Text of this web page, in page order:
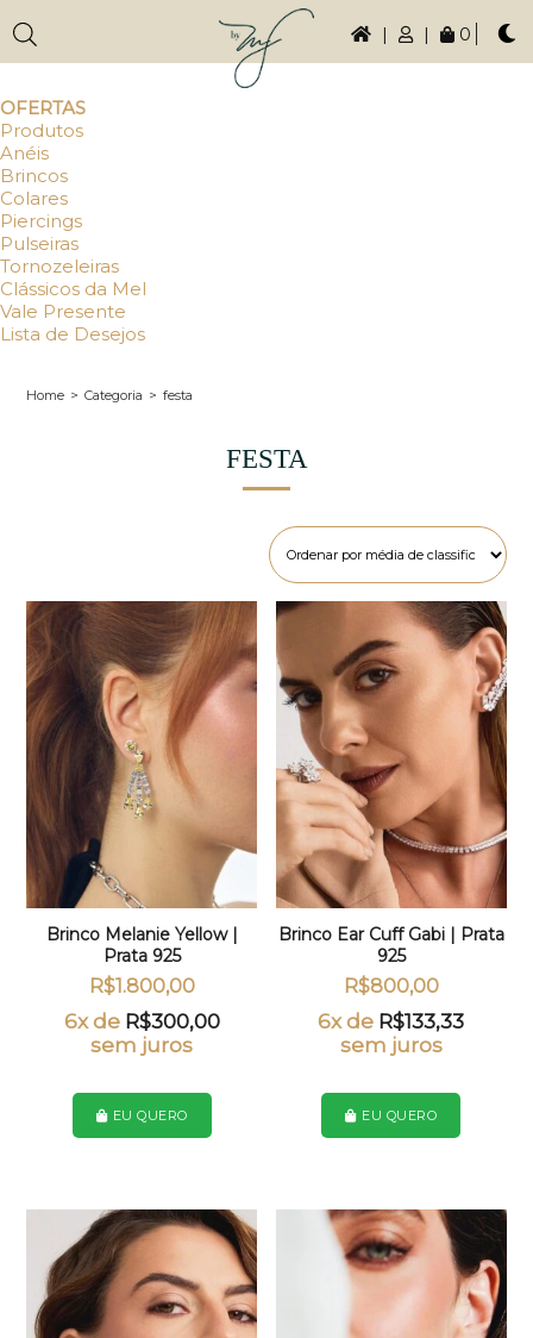
| | 0
Produtos
Anéis
Brincos
Colares
Piercings
Pulseiras
Tornozeleiras
Clássicos da Mel
Vale Presente
Lista de Desejos
Home > Categoria > festa
FESTA
Brinco Melanie Yellow |
Prata 925
R$1.800,00
6x de R$300,00
sem juros
EU QUERO
Brinco Ear Cuff Gabi | Prata
925
R$800,00
6x de R$133,33
sem juros
EU QUERO